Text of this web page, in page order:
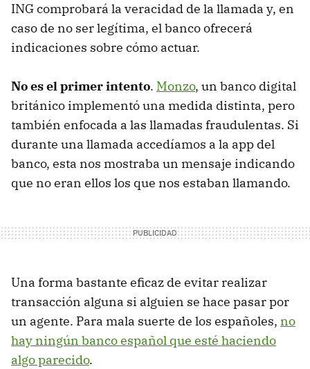
ING comprobará la veracidad de la llamada y, en
caso de no ser legítima, el banco ofrecerá
indicaciones sobre cómo actuar.
No es el primer intento. Monzo, un banco digital
británico implementó una medida distinta, pero
también enfocada a las llamadas fraudulentas. Si
durante una llamada accedíamos a la app del
banco, esta nos mostraba un mensaje indicando
que no eran ellos los que nos estaban llamando.
Una forma bastante eficaz de evitar realizar
transacción alguna si alguien se hace pasar por
un agente. Para mala suerte de los españoles, no
hay ningún banco español que esté haciendo
algo parecido.